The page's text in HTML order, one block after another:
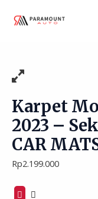
Karpet
2023 –
CAR
Rp2.199.000
Mobil
/
Paramount
CAR
MATS
LM350h
quantity